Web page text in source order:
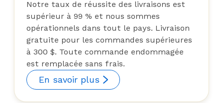
Notre taux de réussite des livraisons est
supérieur à 99 % et nous sommes
opérationnels dans tout le pays. Livraison
gratuite pour les commandes supérieures
à 300 $. Toute commande endommagée
est remplacée sans frais.
En savoir plus